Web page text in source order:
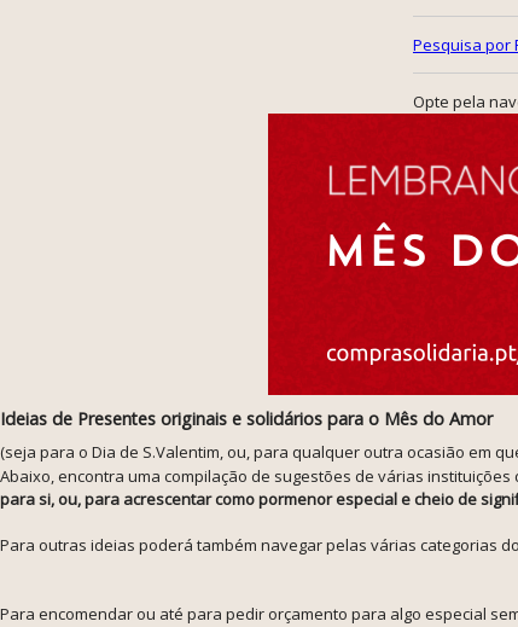
Pesquisa por
Opte pela
Ideias de Presentes originais e solidários para o Mês do Amor
(seja para o Dia de S.Valentim, ou, para qualquer outra ocasião em
Abaixo, encontra uma compilação de sugestões de várias
para si, ou, para acrescentar como pormenor especial e cheio de
Para outras ideias poderá também navegar pelas várias categorias
Para encomendar ou até para pedir orçamento para algo especial